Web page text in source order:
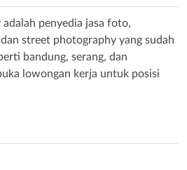
penyedia jasa foto,
street photography yang sudah
bandung, serang, dan
lowongan kerja untuk posisi